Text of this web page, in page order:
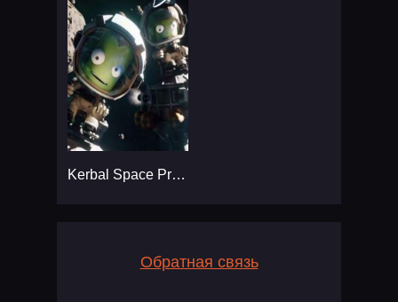
Kerbal Space Program 2
Обратная связь